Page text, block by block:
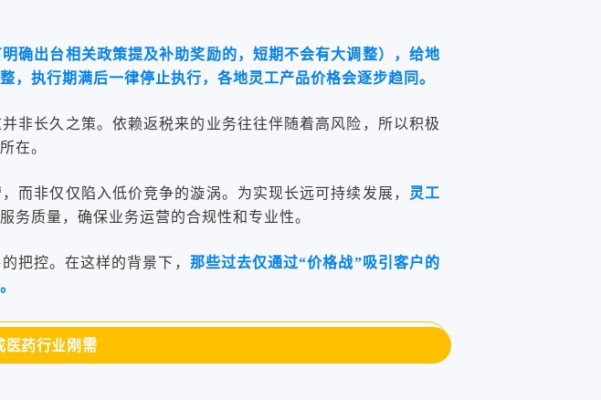
确出台相关政策提及补助奖励的，短期不会有大调整），给地
执行期满后一律停止执行，各地灵工产品价格会逐步趋同。
非长久之策。依赖返税来的业务往往伴随着高风险，所以积极
在。
而非仅仅陷入低价竞争的漩涡。为实现长远可持续发展， 灵工
务质量，确保业务运营的合规性和专业性。
把控。在这样的背景下， 那些过去仅通过“价格战”吸引客户的
医药行业刚需